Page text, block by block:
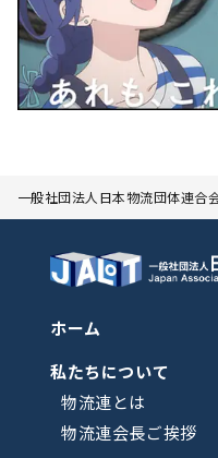
一般社団法人日本物流団体連合
ホーム
私たちについて
物流連とは
物流連会長ご挨拶